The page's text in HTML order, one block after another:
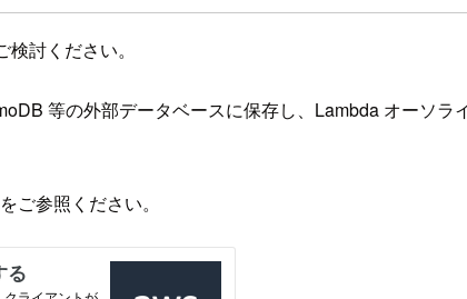
討ください。
等の外部データベースに保存し、Lambda オーソ
ご参照ください。